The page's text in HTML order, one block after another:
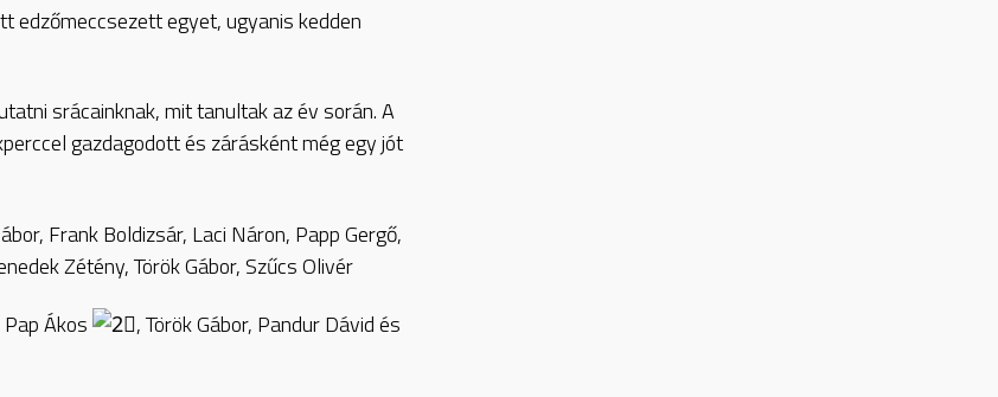
edzőmeccsezett egyet, ugyanis kedden
srácainknak, mit tanultak az év során. A
gazdagodott és zárásként még egy jót
Frank Boldizsár, Laci Náron, Papp Gergő,
Zétény, Török Gábor, Szűcs Olivér
Pap Ákos
, Török Gábor, Pandur Dávid és